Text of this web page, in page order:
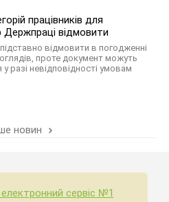
працівників для
Держпраці відмовити
відмовити в погодженні
проте документ можуть
разі невідповідності умовам
новин